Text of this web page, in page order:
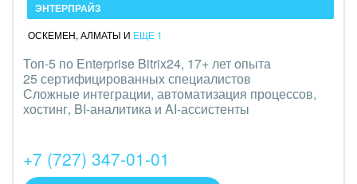
Мебель, лес, деревообработка
Медицина и фармацевтика
Металлургия
Нефть, газ
ЭНТЕРПРАЙЗ
ОСКЕМЕН, АЛМАТЫ И ЕЩЕ 1
Топ-5 по Enterprise Bitrix24, 17+ лет опыта
25 сертифицированных специалистов
Сложные интеграции, автоматизация процессов,
хостинг, BI-аналитика и AI-ассистенты
+7 (727) 347-01-01